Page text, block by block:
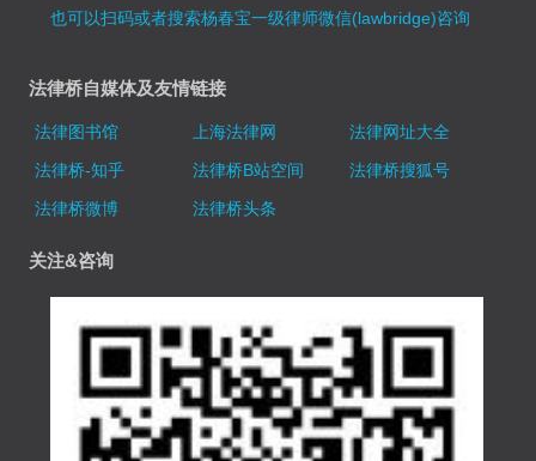
也可以扫码或者搜索杨春宝一级律师微信(lawbridge)咨询
法律桥自媒体及友情链接
法律图书馆 上海法律网
法律网址大全
法律桥-知乎
法律桥B站空间
法律桥搜狐号
法律桥微博
法律桥头条
关注&咨询